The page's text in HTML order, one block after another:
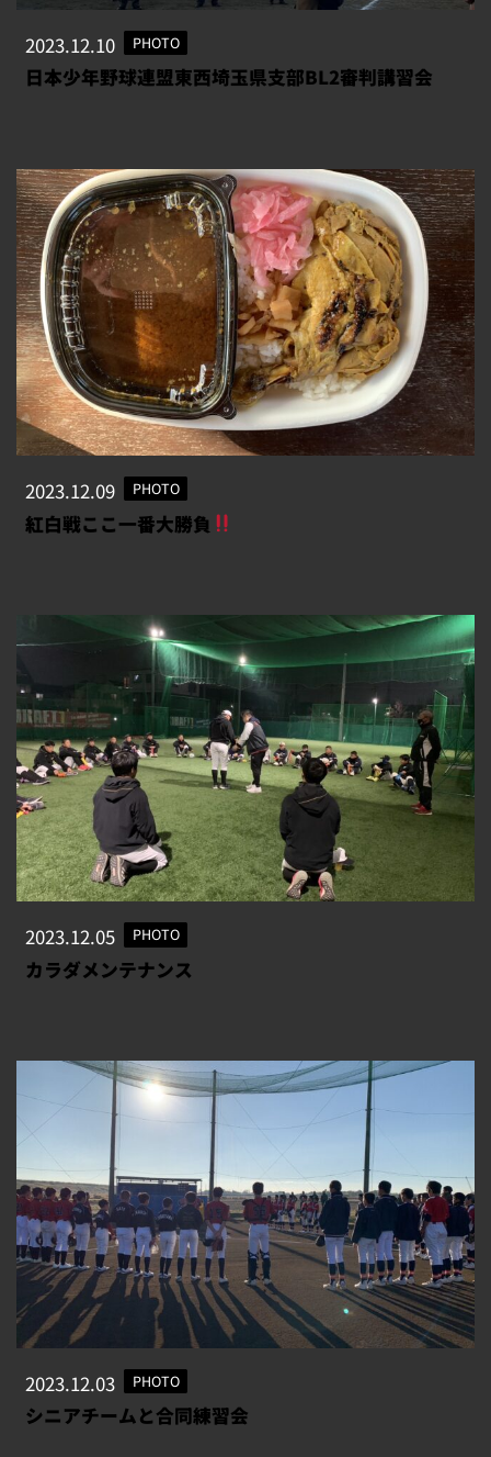
2023.12.10 PHOTO
日本少年野球連盟東西埼玉県支部BL2審判講習会
2023.12.09 PHOTO
紅白戦ここ一番大勝負
2023.12.05 PHOTO
カラダメンテナンス
2023.12.03 PHOTO
シニアチームと合同練習会